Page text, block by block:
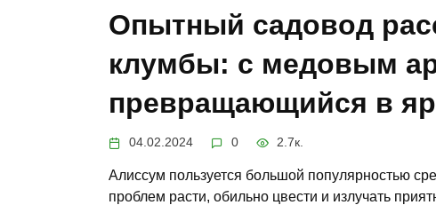
Опытный садовод
клумбы: с медовым
превращающийся в
04.02.2024 0 2.7к.
Алиссум пользуется большой популярностью
проблем расти, обильно цвести и излучать